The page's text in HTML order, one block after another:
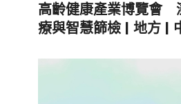
高齡健康產業博覽會
療與智慧篩檢 | 地方 |